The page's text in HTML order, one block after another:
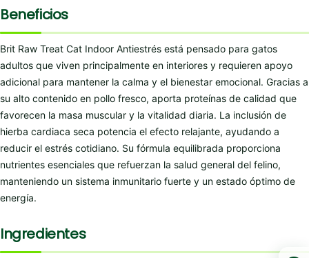
Beneficios
Brit Raw Treat Cat Indoor Antiestrés está pensado para gatos
adultos que viven principalmente en interiores y requieren apoyo
adicional para mantener la calma y el bienestar emocional. Gracias a
su alto contenido en pollo fresco, aporta proteínas de calidad que
favorecen la masa muscular y la vitalidad diaria. La inclusión de
hierba cardiaca seca potencia el efecto relajante, ayudando a
reducir el estrés cotidiano. Su fórmula equilibrada proporciona
nutrientes esenciales que refuerzan la salud general del felino,
manteniendo un sistema inmunitario fuerte y un estado óptimo de
energía.
Ingredientes